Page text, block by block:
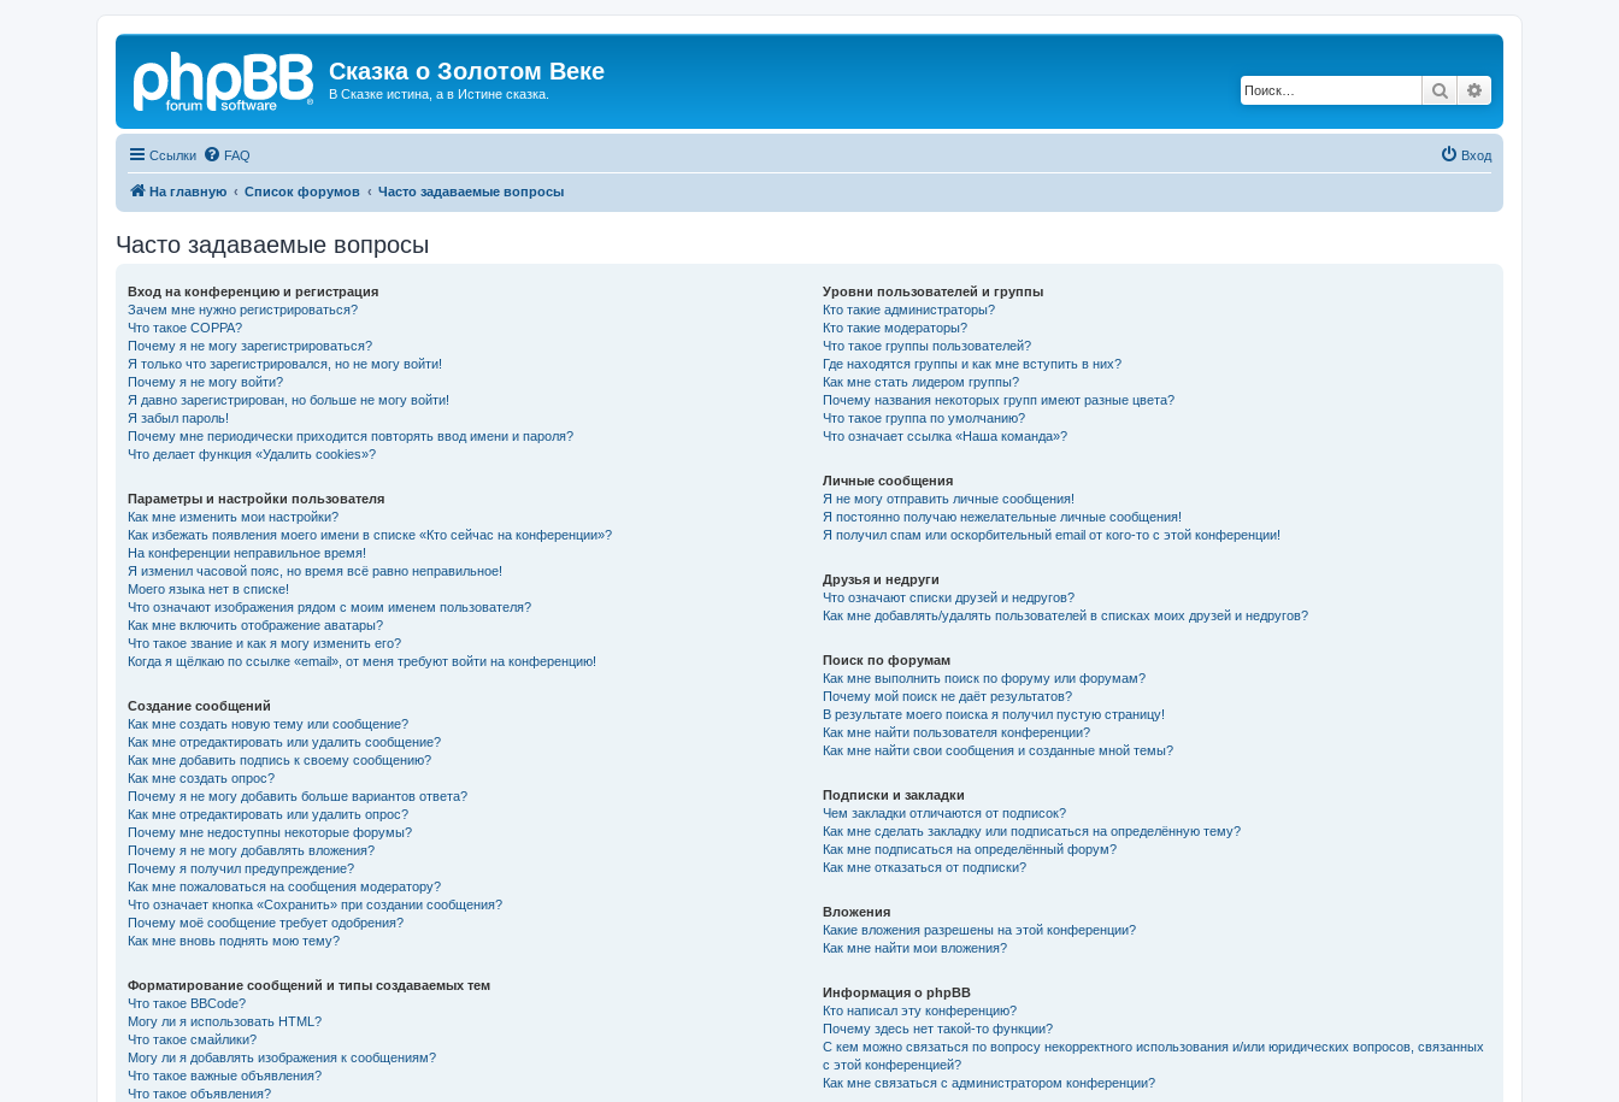
Сказка о Золотом Веке
В Сказке истина, а в Истине сказка. Поиск
Ссылки FAQ Вход
На главную Список форумов Часто задаваемые вопросы
Часто задаваемые вопросы
Вход на конференцию и регистрация
Зачем мне нужно регистрироваться?
Что такое COPPA?
Почему я не могу зарегистрироваться?
Я только что зарегистрировался, но не могу войти!
Почему я не могу войти?
Я давно зарегистрирован, но больше не могу войти!
Я забыл пароль!
Почему мне периодически приходится повторять ввод имени и пароля?
Что делает функция «Удалить cookies»?
Параметры и настройки пользователя
Как мне изменить мои настройки?
Как избежать появления моего имени в списке «Кто сейчас на конференции»?
На конференции неправильное время!
Я изменил часовой пояс, но время всё равно неправильное!
Моего языка нет в списке!
Что означают изображения рядом с моим именем пользователя?
Как мне включить отображение аватары?
Что такое звание и как я могу изменить его?
Когда я щёлкаю по ссылке «email», от меня требуют войти на конференцию!
Создание сообщений
Как мне создать новую тему или сообщение?
Как мне отредактировать или удалить сообщение?
Как мне добавить подпись к своему сообщению?
Как мне создать опрос?
Почему я не могу добавить больше вариантов ответа?
Как мне отредактировать или удалить опрос?
Почему мне недоступны некоторые форумы?
Почему я не могу добавлять вложения?
Почему я получил предупреждение?
Как мне пожаловаться на сообщения модератору?
Что означает кнопка «Сохранить» при создании сообщения?
Почему моё сообщение требует одобрения?
Как мне вновь поднять мою тему?
Форматирование сообщений и типы создаваемых тем
Что такое BBCode?
Могу ли я использовать HTML?
Что такое смайлики?
Могу ли я добавлять изображения к сообщениям?
Что такое важные объявления?
Что такое объявления?
Уровни пользователей и группы
Кто такие администраторы?
Кто такие модераторы?
Что такое группы пользователей?
Где находятся группы и как мне вступить в них?
Как мне стать лидером группы?
Почему названия некоторых групп имеют разные цвета?
Что такое группа по умолчанию?
Что означает ссылка «Наша команда»?
Личные сообщения
Я не могу отправить личные сообщения!
Я постоянно получаю нежелательные личные сообщения!
Я получил спам или оскорбительный email от кого-то с этой конференции!
Друзья и недруги
Что означают списки друзей и недругов?
Как мне добавлять/удалять пользователей в списках моих друзей и недругов?
Поиск по форумам
Как мне выполнить поиск по форуму или форумам?
Почему мой поиск не даёт результатов?
В результате моего поиска я получил пустую страницу!
Как мне найти пользователя конференции?
Как мне найти свои сообщения и созданные мной темы?
Подписки и закладки
Чем закладки отличаются от подписок?
Как мне сделать закладку или подписаться на определённую тему?
Как мне подписаться на определённый форум?
Как мне отказаться от подписки?
Вложения
Какие вложения разрешены на этой конференции?
Как мне найти мои вложения?
Информация о phpBB
Кто написал эту конференцию?
Почему здесь нет такой-то функции?
С кем можно связаться по вопросу некорректного использования и/или юридических вопросов, связанных
с этой конференцией?
Как мне связаться с администратором конференции?